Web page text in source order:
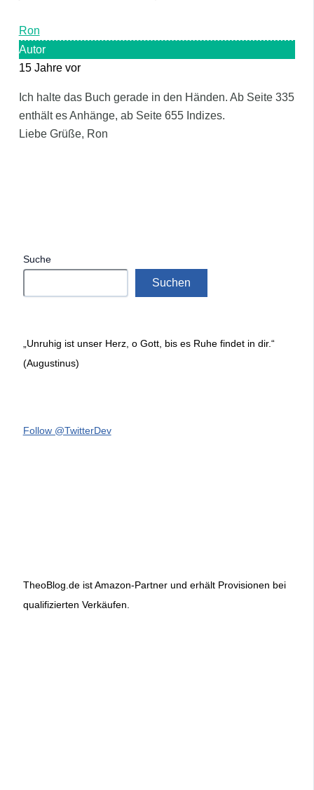
Ron
Autor
15 Jahre vor
Ich halte das Buch gerade in den Händen. Ab Seite 335
enthält es Anhänge, ab Seite 655 Indizes.
Liebe Grüße, Ron
Suche
Suchen
„Unruhig ist unser Herz, o Gott, bis es Ruhe findet in dir.“
(Augustinus)
Follow @TwitterDev
TheoBlog.de ist Amazon-Partner und erhält Provisionen bei
qualifizierten Verkäufen.